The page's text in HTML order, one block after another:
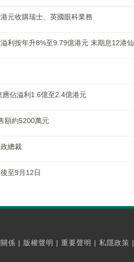
元收購瑞士、英國眼科業務
利按年升8%至9.79億港元 末期息12港仙
佔溢利1.6億至2.4億港元
額約5200萬元
總裁
至9月12日
係 | 版權聲明 | 重要聲明 | 私隱政策 |